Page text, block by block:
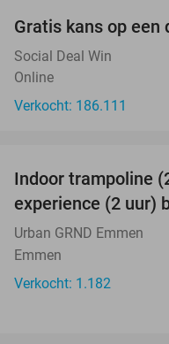
Gratis kans op een
Social Deal Win
Online
Verkocht: 186.111
Indoor trampoline
experience (2 uur)
Urban GRND Emmen
Emmen
Verkocht: 1.182